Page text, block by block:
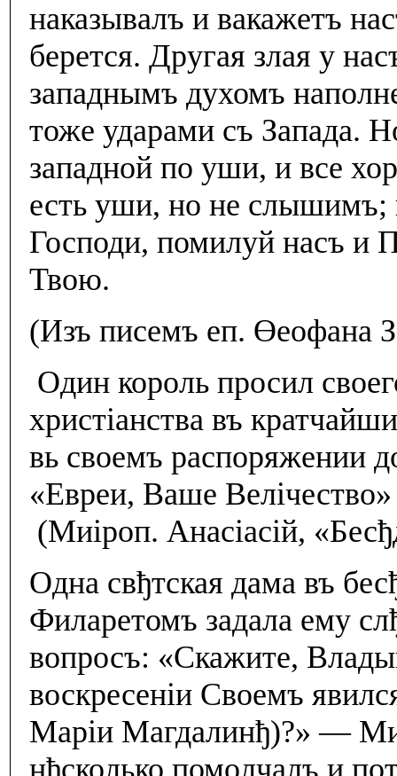
наказывалъ и вакажетъ
берется. Другая злая у
западнымъ духомъ
тоже ударами съ Запада.
западной по уши, и все
есть уши, но не слышимъ;
Господи, помилуй насъ и
Твою.
(Изъ писемъ еп. Өеофана
Один король просил
христiанства въ
вь своемъ распоряжении
«Евреи, Ваше
(Миiроп. Анасiасiй,
Одна свђтская дама въ
Филаретомъ задала ему
вопросъ: «Скажите,
воскресенiи Своемъ
Марiи Магдалинђ)?» —
нђсколько помолчалъ и